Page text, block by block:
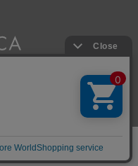
Rights Reserved.